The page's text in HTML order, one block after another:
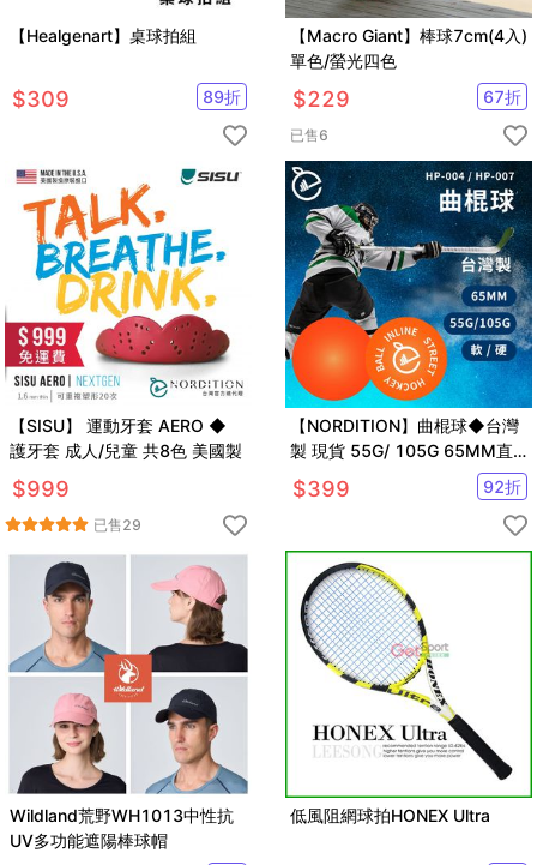
【Healgenart】桌球拍組
$309 89折
【Macro Giant】棒球7cm(4入)
單色/螢光四色
$229 67折
已售6
【SISU】 運動牙套 AERO ◆
護牙套 成人/兒童 共8色 美國製
$999
已售29
【NORDITION】曲棍球◆台灣
製 現貨 55G/ 105G 65MM直
排輪 陸上曲棍球 街上曲棍球 軟
硬
$399 92折
Wildland荒野WH1013中性抗
UV多功能遮陽棒球帽
低風阻網球拍HONEX Ultra